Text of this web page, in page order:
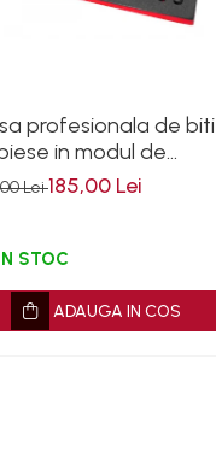
profesionala de biti
in modul de
Lei185,00 Lei
STOC
ADAUGA IN COS